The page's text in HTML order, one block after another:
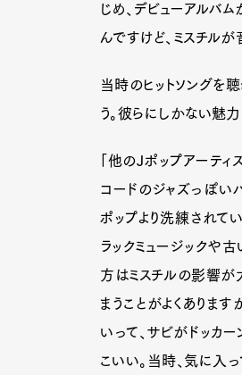
じめ、デビューアルバ
んですけど、ミスチル
当時のヒットソングを
う。彼らにしかない魅
「他のJポップアーテ
コードのジャズっぽい
ポップより洗練されて
ラックミュージックや
方はミスチルの影響が
まうことがよくありま
いって、サビがドッカ
こいい。当時、気に入